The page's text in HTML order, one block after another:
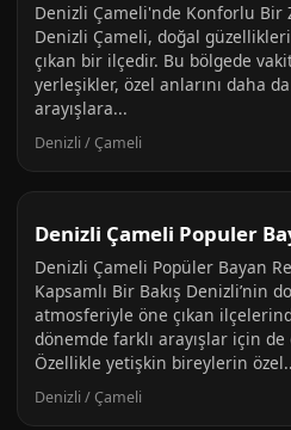
Denizli Çameli'nde Konforlu Bir
Denizli Çameli, doğal
çıkan bir ilçedir. Bu bölgede
yerleşikler, özel anlarını daha
arayışlara...
Denizli / Çameli
Denizli Çameli Populer
Denizli Çameli Popüler Bayan
Kapsamlı Bir Bakış Denizli’nin
atmosferiyle öne çıkan
dönemde farklı arayışlar için
Özellikle yetişkin bireylerin
Denizli / Çameli